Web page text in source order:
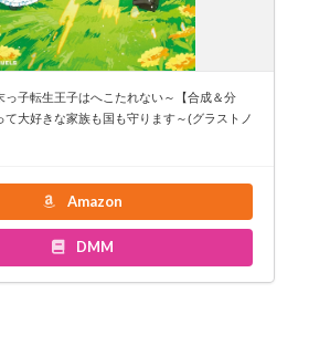
っ子転生王子はへこたれない～【合成＆分
て大好きな家族も国も守ります～(グラストノ
Amazon
DMM